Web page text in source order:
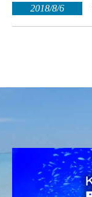
2018/8/6